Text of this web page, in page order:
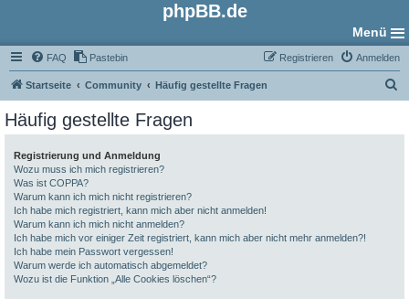
phpBB.de
Menü
FAQ Pastebin Anmelden
Registrieren
Startseite Community Häufig gestellte Fragen
Häufig gestellte Fragen
Registrierung und Anmeldung
Wozu muss ich mich registrieren?
Was ist COPPA?
Warum kann ich mich nicht registrieren?
Ich habe mich registriert, kann mich aber nicht anmelden!
Warum kann ich mich nicht anmelden?
Ich habe mich vor einiger Zeit registriert, kann mich aber nicht mehr anmelden?!
Ich habe mein Passwort vergessen!
Warum werde ich automatisch abgemeldet?
Wozu ist die Funktion „Alle Cookies löschen“?